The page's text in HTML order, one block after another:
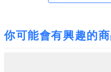
你可能會有興趣的商